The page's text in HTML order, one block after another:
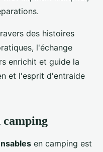
des histoires
l'échange
enrichit et guide la
et l'esprit d'entraide
camping
en camping est